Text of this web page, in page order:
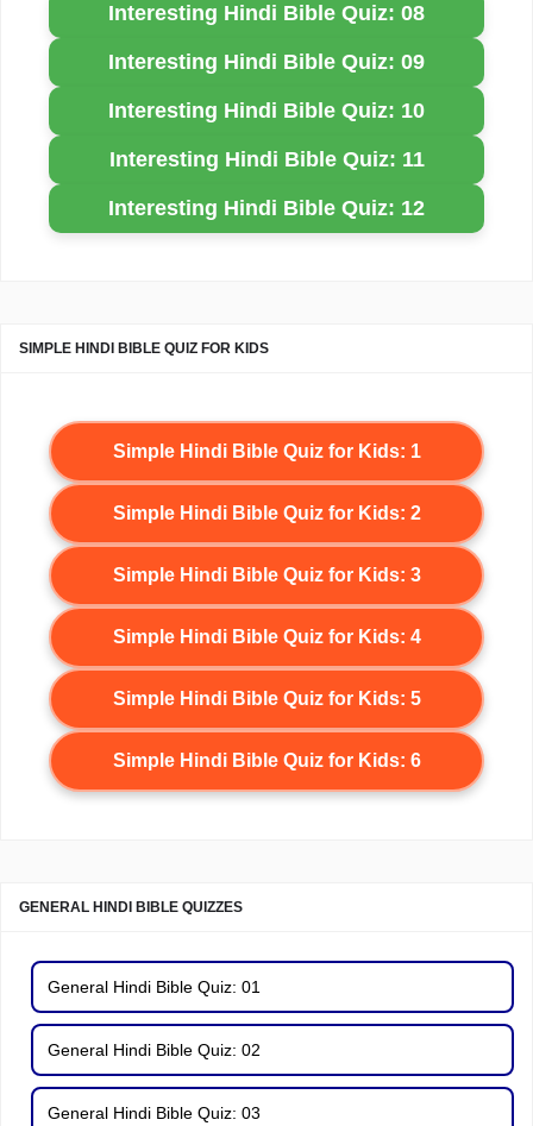
Interesting Hindi Bible Quiz: 08
Interesting Hindi Bible Quiz: 09
Interesting Hindi Bible Quiz: 10
Interesting Hindi Bible Quiz: 11
Interesting Hindi Bible Quiz: 12
SIMPLE HINDI BIBLE QUIZ FOR KIDS
Simple Hindi Bible Quiz for Kids: 1
Simple Hindi Bible Quiz for Kids: 2
Simple Hindi Bible Quiz for Kids: 3
Simple Hindi Bible Quiz for Kids: 4
Simple Hindi Bible Quiz for Kids: 5
Simple Hindi Bible Quiz for Kids: 6
GENERAL HINDI BIBLE QUIZZES
General Hindi Bible Quiz: 01
General Hindi Bible Quiz: 02
General Hindi Bible Quiz: 03